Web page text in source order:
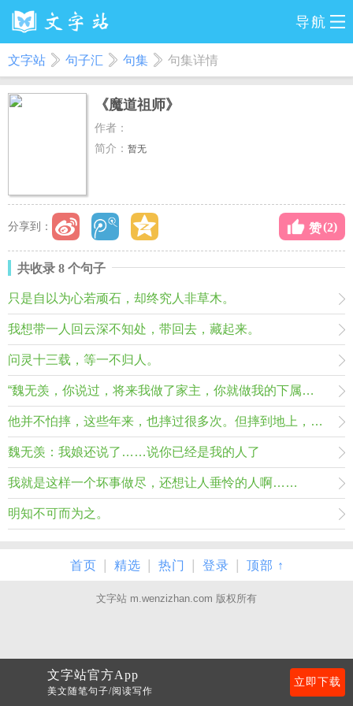
导航
文字站 句子汇 句集 句集详情
《魔道祖师》
作者：
简介： 暂无
分享到： 赞(2)
共收录 8 个句子
只是自以为心若顽石，却终究人非草木。
我想带一人回云深不知处，带回去，藏起来。
问灵十三载，等一不归人。
“魏无羡，你说过，将来我做了家主，你就做我的下属，永远不背叛我，不背叛江家，我问你，这话都是谁说的？凭什么，你凭什么不告诉我……”
他并不怕摔，这些年来，也摔过很多次。但摔到地上，毕竟还是会疼。 如果有个人能接住他，那就再好不过了。
魏无羡：我娘还说了……说你已经是我的人了
我就是这样一个坏事做尽，还想让人垂怜的人啊……
明知不可而为之。
首页 精选 热门 登录 顶部 ↑
文字站 m.wenzizhan.com 版权所有
文字站官方App
美文随笔句子/阅读写作
立即下载